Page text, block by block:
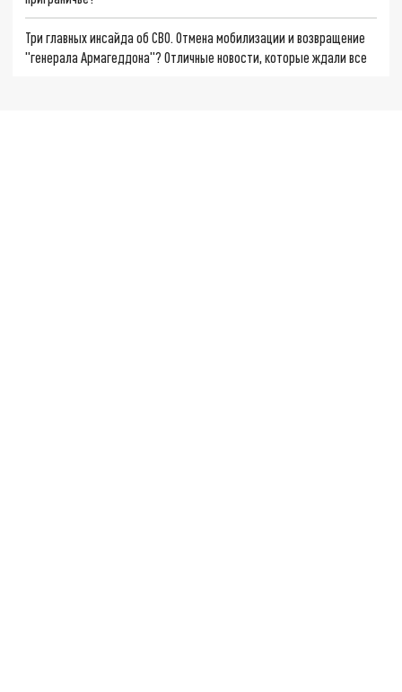
Три главных инсайда об СВО. Отмена мобилизации и возвращение
"генерала Армагеддона"? Отличные новости, которые ждали все